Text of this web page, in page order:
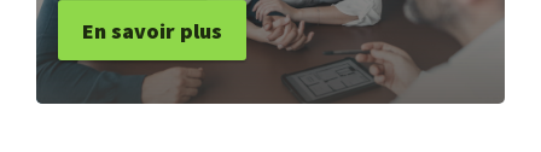
En savoir plus